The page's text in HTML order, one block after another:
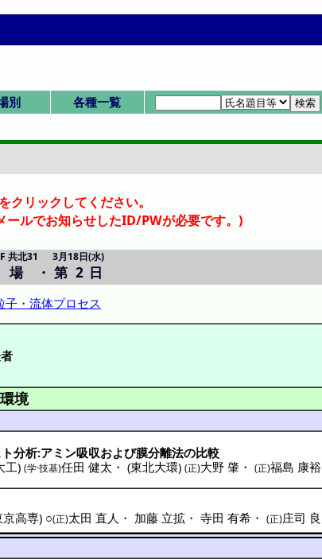
別
棟
各種一覧
クリックしてください。
ルでお知らせしたID/PWが必要です。)
共北31
・ 第 2 日
3月18日(水)
子・流体プロセス
環境
分析:アミン吸収および膜分離法の比較
工)(学·技基)任田 健太 ・(東北大環)(正)大野 肇 ・(正)福島 康裕
京高専) ○(正)太田 直人 ・ 加藤 立拡 ・寺田 有希 ・(正)庄司 良